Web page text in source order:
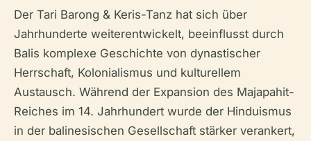
Der Tari Barong & Keris-Tanz hat sich über
Jahrhunderte weiterentwickelt, beeinflusst durch
Balis komplexe Geschichte von dynastischer
Herrschaft, Kolonialismus und kulturellem
Austausch. Während der Expansion des Majapahit-
Reiches im 14. Jahrhundert wurde der Hinduismus
in der balinesischen Gesellschaft stärker verankert,